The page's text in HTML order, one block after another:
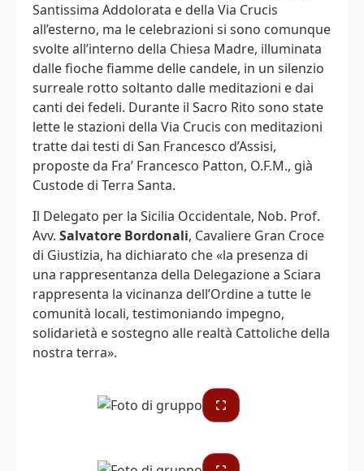
Santissima Addolorata e della Via Crucis
all’esterno, ma le celebrazioni si sono comunque
svolte all’interno della Chiesa Madre, illuminata
dalle fioche fiamme delle candele, in un silenzio
surreale rotto soltanto dalle meditazioni e dai
canti dei fedeli. Durante il Sacro Rito sono state
lette le stazioni della Via Crucis con meditazioni
tratte dai testi di San Francesco d’Assisi,
proposte da Fra’ Francesco Patton, O.F.M., già
Custode di Terra Santa.
Il Delegato per la Sicilia Occidentale, Nob. Prof.
Avv. Salvatore Bordonali, Cavaliere Gran Croce
di Giustizia, ha dichiarato che «la presenza di
una rappresentanza della Delegazione a Sciara
rappresenta la vicinanza dell’Ordine a tutte le
comunità locali, testimoniando impegno,
solidarietà e sostegno alle realtà Cattoliche della
nostra terra».